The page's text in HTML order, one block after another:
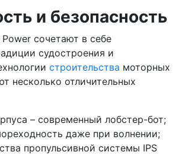
и безопасность
сочетают в себе
судостроения и
строительства моторных
несколько отличительных
– современный лобстер-бот;
даже при волнении;
пропульсивной системы IPS